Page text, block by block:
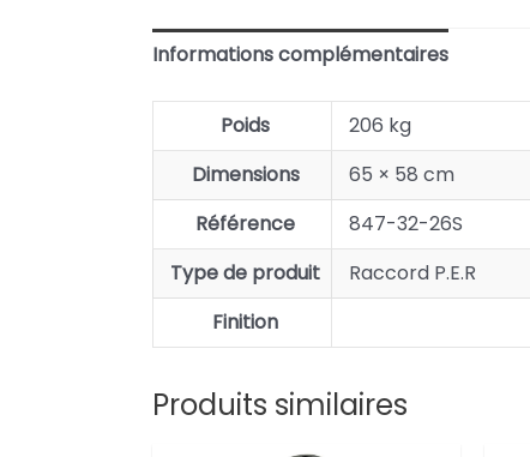
Informations complémentaires
Poids
206 kg
Dimensions
65 × 58 cm
Référence
847-32-26S
Type de produit
Raccord P.E.R
Finition
Produits similaires